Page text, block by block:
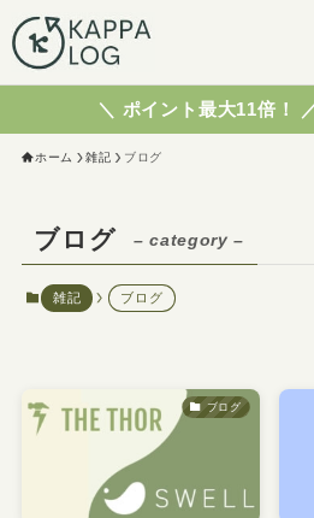
＼ ポイント最大11倍！ ／
ホーム 雑記 ブログ
ブログ – category –
雑記 ブログ
ブログ